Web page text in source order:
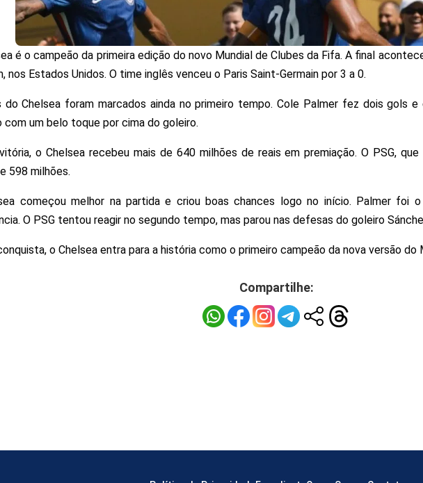
é o campeão da primeira edição do novo Mundial de Clubes da Fifa. A final
nos Estados Unidos. O time inglês venceu o Paris Saint-Germain por 3 a 0.
do Chelsea foram marcados ainda no primeiro tempo. Cole Palmer fez dois gols
com um belo toque por cima do goleiro.
o Chelsea recebeu mais de 640 milhões de reais em premiação. O PSG,
598 milhões.
começou melhor na partida e criou boas chances logo no início. Palmer foi
O PSG tentou reagir no segundo tempo, mas parou nas defesas do goleiro
o Chelsea entra para a história como o primeiro campeão da nova versão do
Compartilhe: